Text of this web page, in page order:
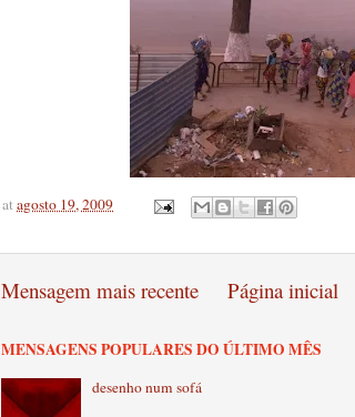
atagosto 19, 2009
Mensagem mais recente Página inicial
MENSAGENS POPULARES DO ÚLTIMO MÊS
desenho num sofá